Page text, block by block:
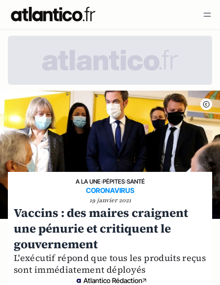
A LA UNE›PÉPITES›SANTÉ
CORONAVIRUS
19 janvier 2021
Vaccins : des maires craignent
une pénurie et critiquent le
gouvernement
L'exécutif répond que tous les produits reçus
sont immédiatement déployés
Atlantico Rédaction